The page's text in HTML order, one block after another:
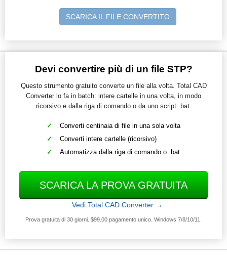
SCARICA IL FILE CONVERTITO
Devi convertire più di un file STP?
Questo strumento gratuito converte un file alla volta. Total CAD
Converter lo fa in batch: intere cartelle in una volta, in modo
ricorsivo e dalla riga di comando o da uno script .bat.
Converti centinaia di file in una sola volta
Converti intere cartelle (ricorsivo)
Automatizza dalla riga di comando o .bat
SCARICA LA PROVA GRATUITA
Vedi Total CAD Converter →
Prova gratuita di 30 giorni. $99.00 pagamento unico. Windows 7/8/10/11.